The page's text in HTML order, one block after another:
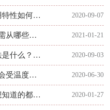
特性如何？
荐
2020-09-07
从哪些方
选型
2021-01-21
是什么？你 2020-09-03
受温度影 2020-06-30
知道的都在 2020-01-27